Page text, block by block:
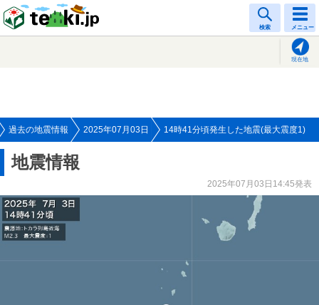
検索 メニュー
現在地
過去の地震情報 2025年07月03日 14時41分頃発生した地震(最大震度1)
地震情報
2025年07月03日14:45発表